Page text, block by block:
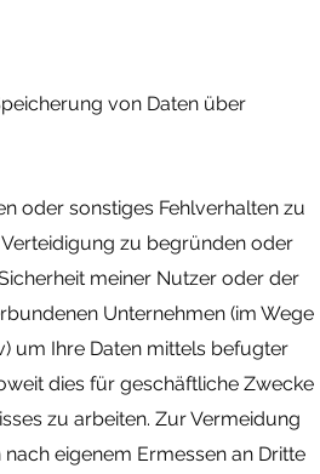
von Daten über
oder sonstiges Fehlverhalten zu
zu begründen oder
meiner Nutzer oder der
Unternehmen (im Wege
um Ihre Daten mittels befugter
dies für geschäftliche Zwecke
zu arbeiten. Zur Vermeidung
eigenem Ermessen an Dritte